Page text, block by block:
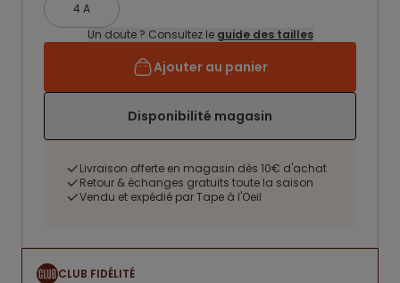
4 A
Un doute ? Consultez le guide des tailles
Ajouter au panier
Disponibilité magasin
Livraison offerte en magasin dès 10€ d'achat
Retour & échanges gratuits toute la saison
Vendu et expédié par Tape à l'Oeil
CLUB FIDÉLITÉ